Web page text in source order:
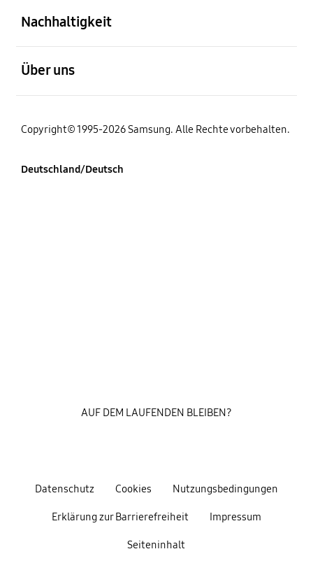
Nachhaltigkeit
Über uns
Copyright© 1995-2026 Samsung. Alle Rechte vorbehalten.
Deutschland/Deutsch
Datenschutz Cookies Nutzungsbedingungen
Erklärung zur Barrierefreiheit Impressum
Seiteninhalt
AUF DEM LAUFENDEN BLEIBEN?